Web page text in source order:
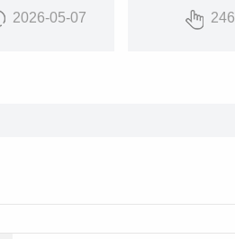
2026-05-07 246